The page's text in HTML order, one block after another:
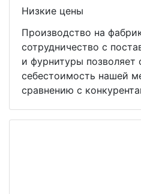
Низкие цены
Производство на
сотрудничество с
и фурнитуры позволяет
себестоимость нашей
сравнению с